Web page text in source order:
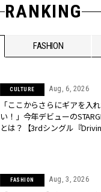
RANKING
FASHION
CULTURE Aug, 6, 2026
「ここからさらにギアを入
い！」今年デビューの
とは？【3rdシングル『
FASHION Aug, 3, 2026